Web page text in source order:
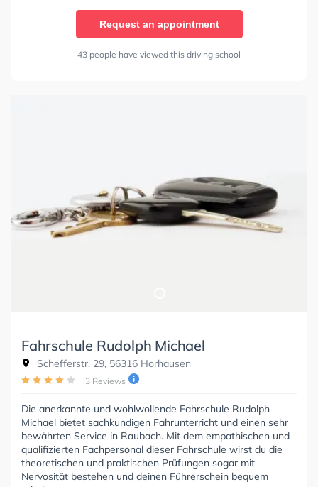
Request an appointment
43 people have viewed this driving school
Fahrschule Rudolph Michael
Schefferstr. 29, 56316 Horhausen
3 Reviews
Die anerkannte und wohlwollende Fahrschule Rudolph
Michael bietet sachkundigen Fahrunterricht und einen sehr
bewährten Service in Raubach. Mit dem empathischen und
qualifizierten Fachpersonal dieser Fahrschule wirst du die
theoretischen und praktischen Prüfungen sogar mit
Nervosität bestehen und deinen Führerschein bequem